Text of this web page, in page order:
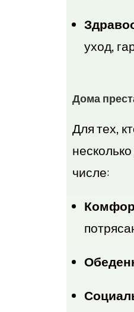
уход,
Дома
Для тех,
числе: